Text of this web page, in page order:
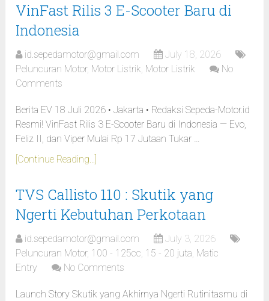
VinFast Rilis 3 E-Scooter Baru di
Indonesia
id.sepedamotor@gmail.com
July 18, 2026
Peluncuran Motor, Motor Listrik, Motor Listrik
No
Comments
Berita EV 18 Juli 2026 • Jakarta • Redaksi Sepeda-Motor.id
Resmi! VinFast Rilis 3 E-Scooter Baru di Indonesia — Evo,
Feliz II, dan Viper Mulai Rp 17 Jutaan Tukar …
[Continue Reading...]
TVS Callisto 110 : Skutik yang
Ngerti Kebutuhan Perkotaan
id.sepedamotor@gmail.com
July 3, 2026
Peluncuran Motor, 100 - 125cc, 15 - 20 juta, Matic
Entry
No Comments
Launch Story Skutik yang Akhirnya Ngerti Rutinitasmu di